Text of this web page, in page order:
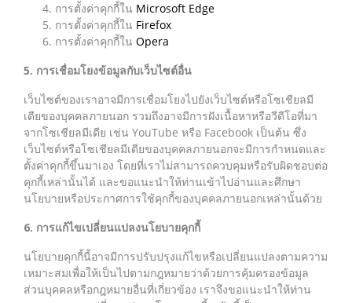
การตั้งค่าคุกกี้ใน Microsoft Edge
การตั้งค่าคุกกี้ใน Firefox
การตั้งค่าคุกกี้ใน Opera
5. การเชื่อมโยงข้อมูลกับเว็บไซต์อื่น
เว็บไซต์ของเราอาจมีการเชื่อมโยงไปยังเว็บไซต์หรือโซเชียลมี
เดียของบุคคลภายนอก รวมถึงอาจมีการฝังเนื้อหาหรือวีดีโอที่มา
จากโซเชียลมีเดีย เช่น YouTube หรือ Facebook เป็นต้น ซึ่ง
เว็บไซต์หรือโซเชียลมีเดียของบุคคลภายนอกจะมีการกำหนดและ
ตั้งค่าคุกกี้ขึ้นมาเอง โดยที่เราไม่สามารถควบคุมหรือรับผิดชอบต่อ
คุกกี้เหล่านั้นได้ และขอแนะนำให้ท่านเข้าไปอ่านและศึกษา
นโยบายหรือประกาศการใช้คุกกี้ของบุคคลภายนอกเหล่านั้นด้วย
6. การแก้ไขเปลี่ยนแปลงนโยบายคุกกี้
นโยบายคุกกี้นี้อาจมีการปรับปรุงแก้ไขหรือเปลี่ยนแปลงตามความ
เหมาะสมเพื่อให้เป็นไปตามกฎหมายว่าด้วยการคุ้มครองข้อมูล
ส่วนบุคคลหรือกฎหมายอื่นที่เกี่ยวข้อง เราจึงขอแนะนำให้ท่าน